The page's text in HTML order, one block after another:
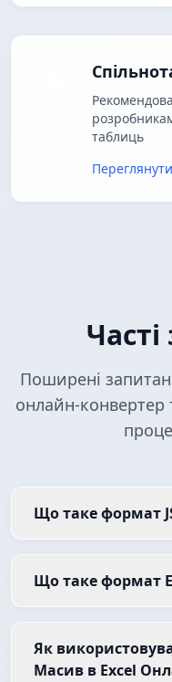
таблиць
Поширені
онлайн-
Що таке формат
Що таке формат
Як
Масив в Excel